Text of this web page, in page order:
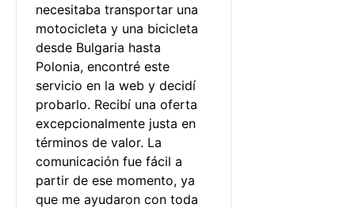
necesitaba transportar una
motocicleta y una bicicleta
desde Bulgaria hasta
Polonia, encontré este
servicio en la web y decidí
probarlo. Recibí una oferta
excepcionalmente justa en
términos de valor. La
comunicación fue fácil a
partir de ese momento, ya
que me ayudaron con toda